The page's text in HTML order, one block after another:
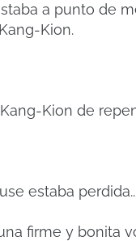
a punto de
Kion.
Kion de
estaba
firme y bonita